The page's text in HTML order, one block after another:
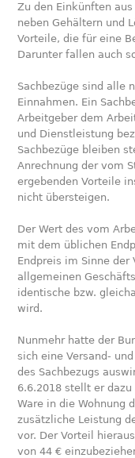
Zu den Einkünften
neben Gehältern und
Vorteile, die für eine
Darunter fallen auch
Sachbezüge sind alle
Einnahmen. Ein
Arbeitgeber dem
und Dienstleistung
Sachbezüge bleiben
Anrechnung der vom
ergebenden Vorteile
nicht übersteigen.
Der Wert des vom
mit dem üblichen
Endpreis im Sinne
allgemeinen
identische bzw.
wird.
Nunmehr hatte der
sich eine Versand-
des Sachbezugs
6.6.2018 stellt er
Ware in die Wohnung
zusätzliche Leistung
vor. Der Vorteil
von 44 €